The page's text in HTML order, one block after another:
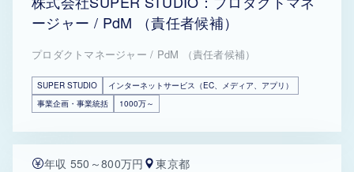
ージャー / PdM （責任者候補）
プロダクトマネージャー / PdM （責任者候補）
SUPER STUDIO
インターネットサービス（EC、メディア、アプリ）
事業企画・事業統括
1000万～
年収 550～800万円 東京都